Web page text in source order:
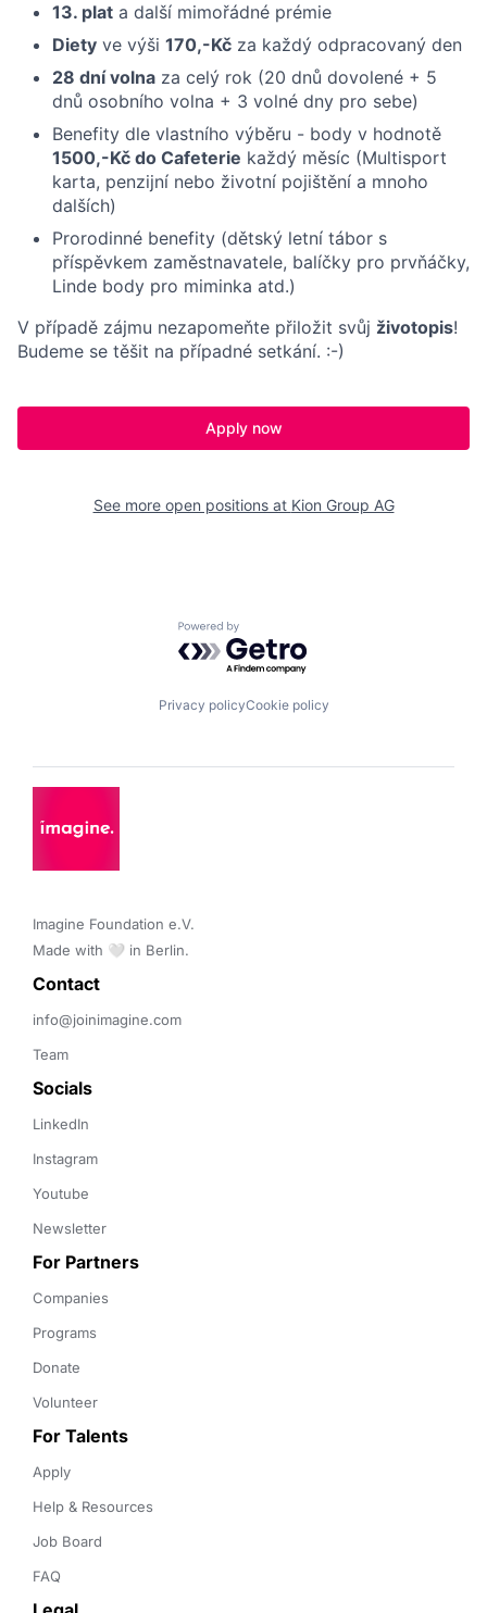
13. plat a další mimořádné prémie
Diety ve výši 170,-Kč za každý odpracovaný den
28 dní volna za celý rok (20 dnů dovolené + 5
dnů osobního volna + 3 volné dny pro sebe)
Benefity dle vlastního výběru - body v hodnotě
1500,-Kč do Cafeterie každý měsíc (Multisport
karta, penzijní nebo životní pojištění a mnoho
dalších)
Prorodinné benefity (dětský letní tábor s
příspěvkem zaměstnavatele, balíčky pro prvňáčky,
Linde body pro miminka atd.)
V případě zájmu nezapomeňte přiložit svůj životopis!
Budeme se těšit na případné setkání. :-)
Apply now
See more open positions at Kion Group AG
Powered by Getro.com
Privacy policyCookie policy
Imagine Foundation e.V.
Made with 🤍 in Berlin.
Contact
info@joinimagine.com
Team
Socials
LinkedIn
Instagram
Youtube
Newsletter
For Partners
Companies
Programs
Donate
Volunteer
For Talents
Apply
Help & Resources
Job Board
FAQ